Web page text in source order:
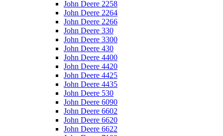
John Deere 2258
John Deere 2264
John Deere 2266
John Deere 330
John Deere 3300
John Deere 430
John Deere 4400
John Deere 4420
John Deere 4425
John Deere 4435
John Deere 530
John Deere 6090
John Deere 6602
John Deere 6620
John Deere 6622